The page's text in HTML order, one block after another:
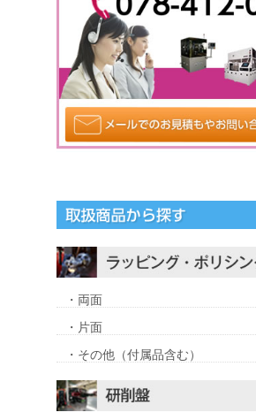
・両面
・片面
・その他（付属品含む）